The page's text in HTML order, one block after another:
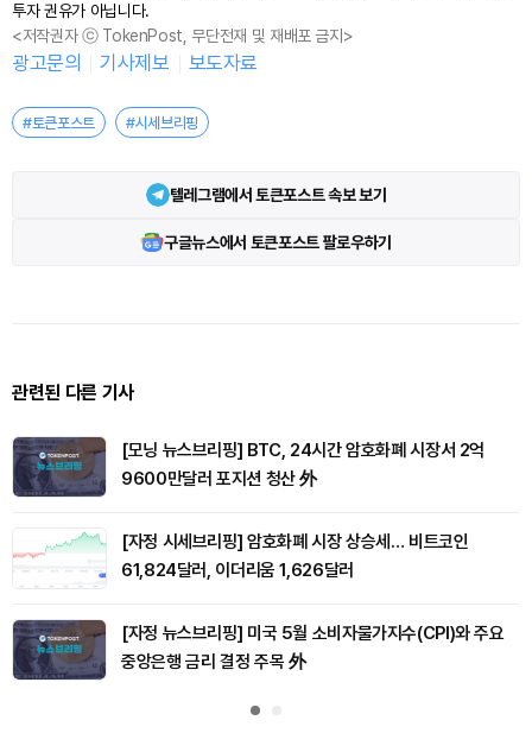
투자 권유가 아닙니다.
<저작권자 ⓒ TokenPost, 무단전재 및 재배포 금지>
광고문의 기사제보 보도자료
#토큰포스트 #시세브리핑
텔레그램에서 토큰포스트 속보 보기
구글뉴스에서 토큰포스트 팔로우하기
관련된 다른 기사
[모닝 뉴스브리핑] BTC, 24시간 암호화폐 시장서 2억
9600만달러 포지션 청산 外
[자정 시세브리핑] 암호화폐 시장 상승세… 비트코인
61,824달러, 이더리움 1,626달러
[자정 뉴스브리핑] 미국 5월 소비자물가지수(CPI)와 주요
중앙은행 금리 결정 주목 外